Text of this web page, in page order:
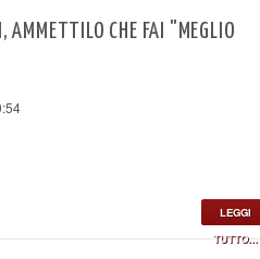
AMMETTILO CHE FAI "MEGLIO
LEGGI
TUTTO...